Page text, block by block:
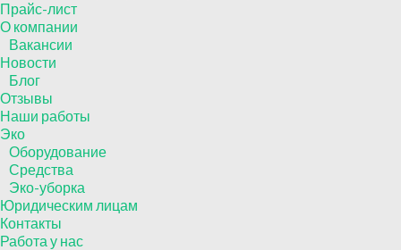
Прайс-лист
О компании
Вакансии
Новости
Блог
Отзывы
Наши работы
Эко
Оборудование
Средства
Эко-уборка
Юридическим лицам
Контакты
Работа у нас